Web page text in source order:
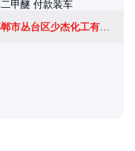
邯郸市丛台区少杰化工有限公司